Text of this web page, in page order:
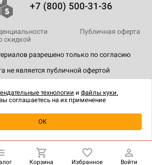
Уведомить о наличии
+7 (800) 500-31-36
разрешено только по согласию
не является публичной офертой
Публичная оферта
скидкой
Корзина Избранное Войти
технологии и файлы куки.
соглашаетесь на их применение
OK